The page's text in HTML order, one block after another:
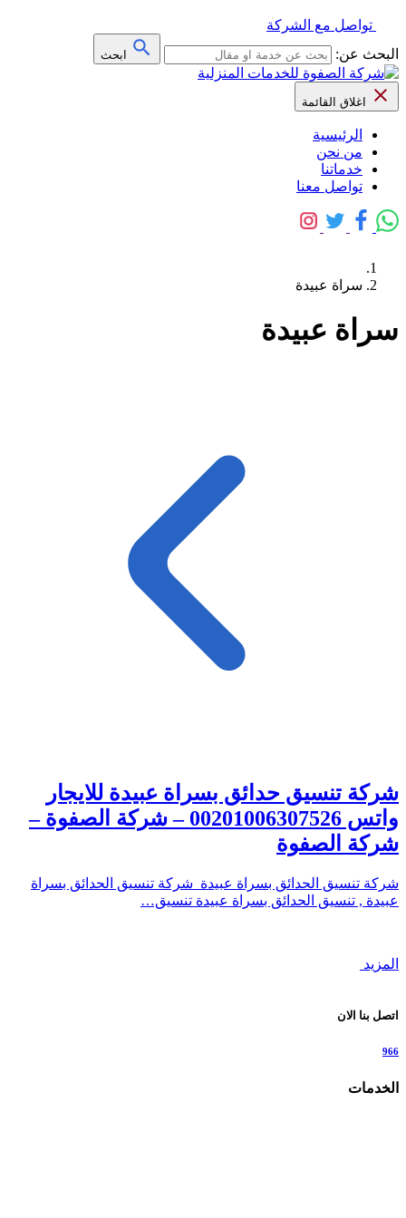
تواصل مع الشركة
البحث عن:
ابحث
اغلاق القائمة
الرئيسية
من نحن
خدماتنا
تواصل معنا
سراة عبيدة
سراة عبيدة
شركة تنسيق حدائق بسراة عبيدة للايجار
واتس 00201006307526 – شركة الصفوة –
شركة الصفوة
شركة تنسيق الحدائق بسراة عبيدة شركة تنسيق الحدائق بسراة
عبيدة , تنسيق الحدائق بسراة عبيدة تنسيق…
المزيد
اتصل بنا الان
966
الخدمات